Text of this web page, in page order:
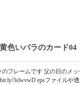
色いバラのカード04
フレームです 父の日のメッ
3slwvwD epsファイルや